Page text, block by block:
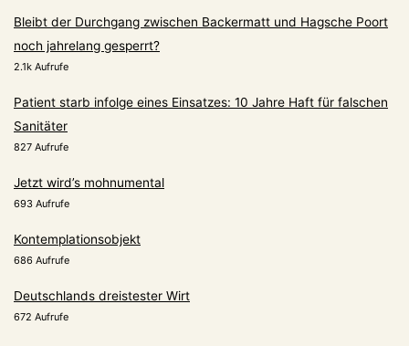
Bleibt der Durchgang zwischen Backermatt und Hagsche Poort
noch jahrelang gesperrt?
2.1k Aufrufe
Patient starb infolge eines Einsatzes: 10 Jahre Haft für falschen
Sanitäter
827 Aufrufe
Jetzt wird’s mohnumental
693 Aufrufe
Kontemplationsobjekt
686 Aufrufe
Deutschlands dreistester Wirt
672 Aufrufe